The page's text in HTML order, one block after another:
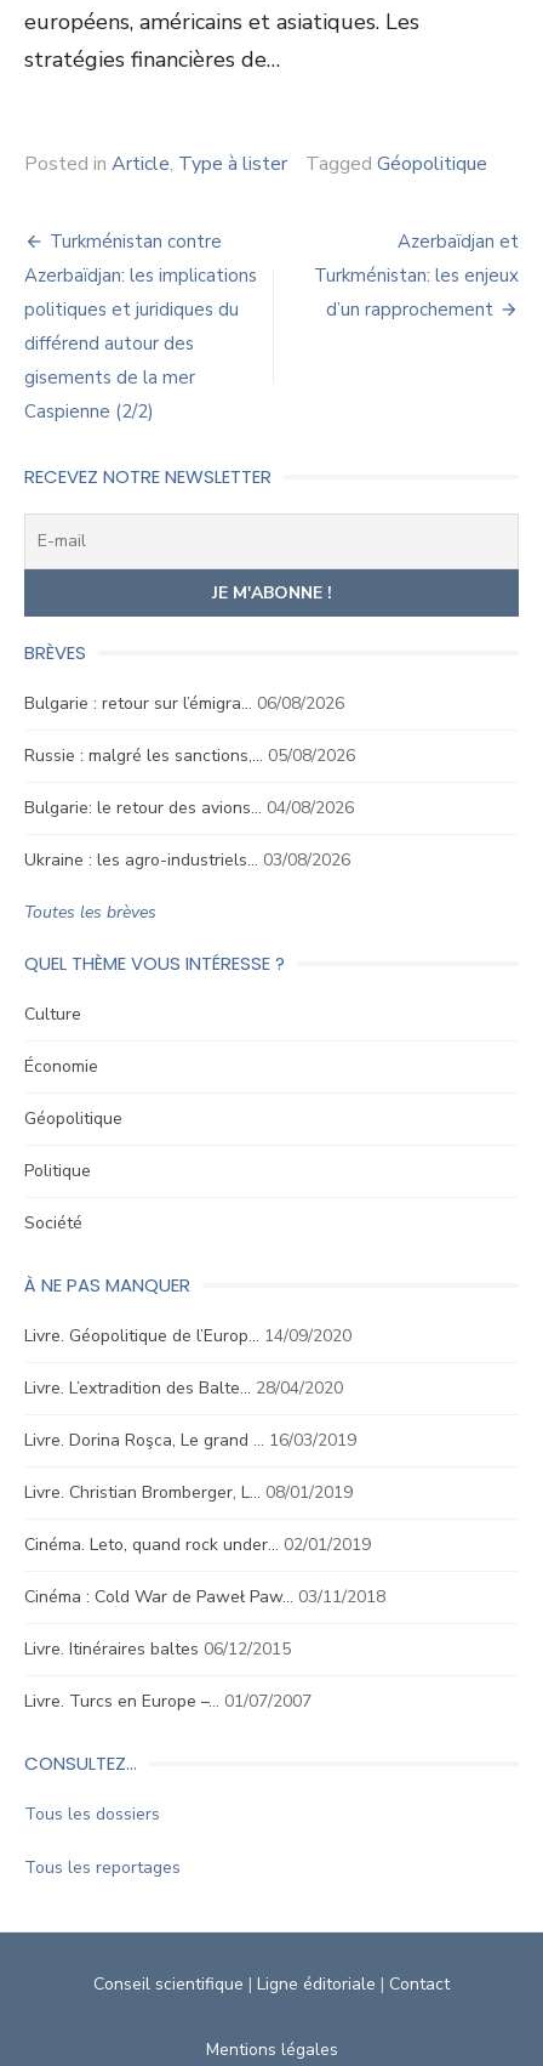
européens, américains et asiatiques. Les
stratégies financières de…
Posted in Article, Type à lister Tagged Géopolitique
Navigation
de
l’article
Turkménistan contre
Azerbaïdjan: les implications
politiques et juridiques du
différend autour des
gisements de la mer
Caspienne (2/2)
Azerbaïdjan et
Turkménistan: les enjeux
d’un rapprochement
RECEVEZ NOTRE NEWSLETTER
BRÈVES
Bulgarie : retour sur l’émigra… 06/08/2026
Russie : malgré les sanctions,… 05/08/2026
Bulgarie: le retour des avions… 04/08/2026
Ukraine : les agro-industriels… 03/08/2026
Toutes les brèves
QUEL THÈME VOUS INTÉRESSE ?
Culture
Économie
Géopolitique
Politique
Société
À NE PAS MANQUER
Livre. Géopolitique de l’Europ… 14/09/2020
Livre. L’extradition des Balte… 28/04/2020
Livre. Dorina Roşca, Le grand … 16/03/2019
Livre. Christian Bromberger, L… 08/01/2019
Cinéma. Leto, quand rock under… 02/01/2019
Cinéma : Cold War de Paweł Paw… 03/11/2018
Livre. Itinéraires baltes 06/12/2015
Livre. Turcs en Europe –… 01/07/2007
CONSULTEZ…
Tous les dossiers
Tous les reportages
Conseil scientifique | Ligne éditoriale | Contact
Mentions légales